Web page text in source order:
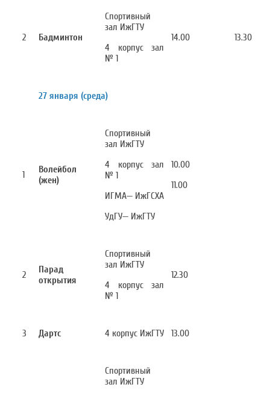
2 Бадминтон
Спортивный
зал ИжГТУ
4 корпус зал
№ 1
14.00 13.30
27 января (среда)
1
Волейбол
(жен)
Спортивный
зал ИжГТУ
4 корпус зал
№ 1
ИГМА— ИжГСХА
УдГУ— ИжГТУ
10.00
11.00
2
Парад
открытия
Спортивный
зал ИжГТУ
4 корпус зал
№ 1
12.30
3 Дартс 4 корпус ИжГТУ 13.00
Спортивный
зал ИжГТУ